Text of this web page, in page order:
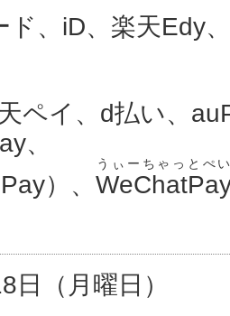
ド、iD、楽天Edy
ペイ、d払い、
、
）、
うぃーちゃっとぺい
日（月曜日）